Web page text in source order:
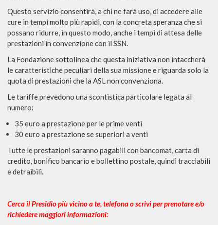
Questo servizio consentirà, a chi ne farà uso, di accedere alle
cure in tempi molto più rapidi, con la concreta speranza che si
possano ridurre, in questo modo, anche i tempi di attesa delle
prestazioni in convenzione con il SSN.
La Fondazione sottolinea che questa iniziativa non intaccherà
le caratteristiche peculiari della sua missione e riguarda solo la
quota di prestazioni che la ASL non convenziona.
Le tariffe prevedono una scontistica particolare legata al
numero:
35 euro a prestazione per le prime venti
30 euro a prestazione se superiori a venti
Tutte le prestazioni saranno pagabili con bancomat, carta di
credito, bonifico bancario e bollettino postale, quindi tracciabili
e detraibili.
Cerca il Presidio più vicino a te, telefona o scrivi per prenotare e/o
richiedere maggiori informazioni: